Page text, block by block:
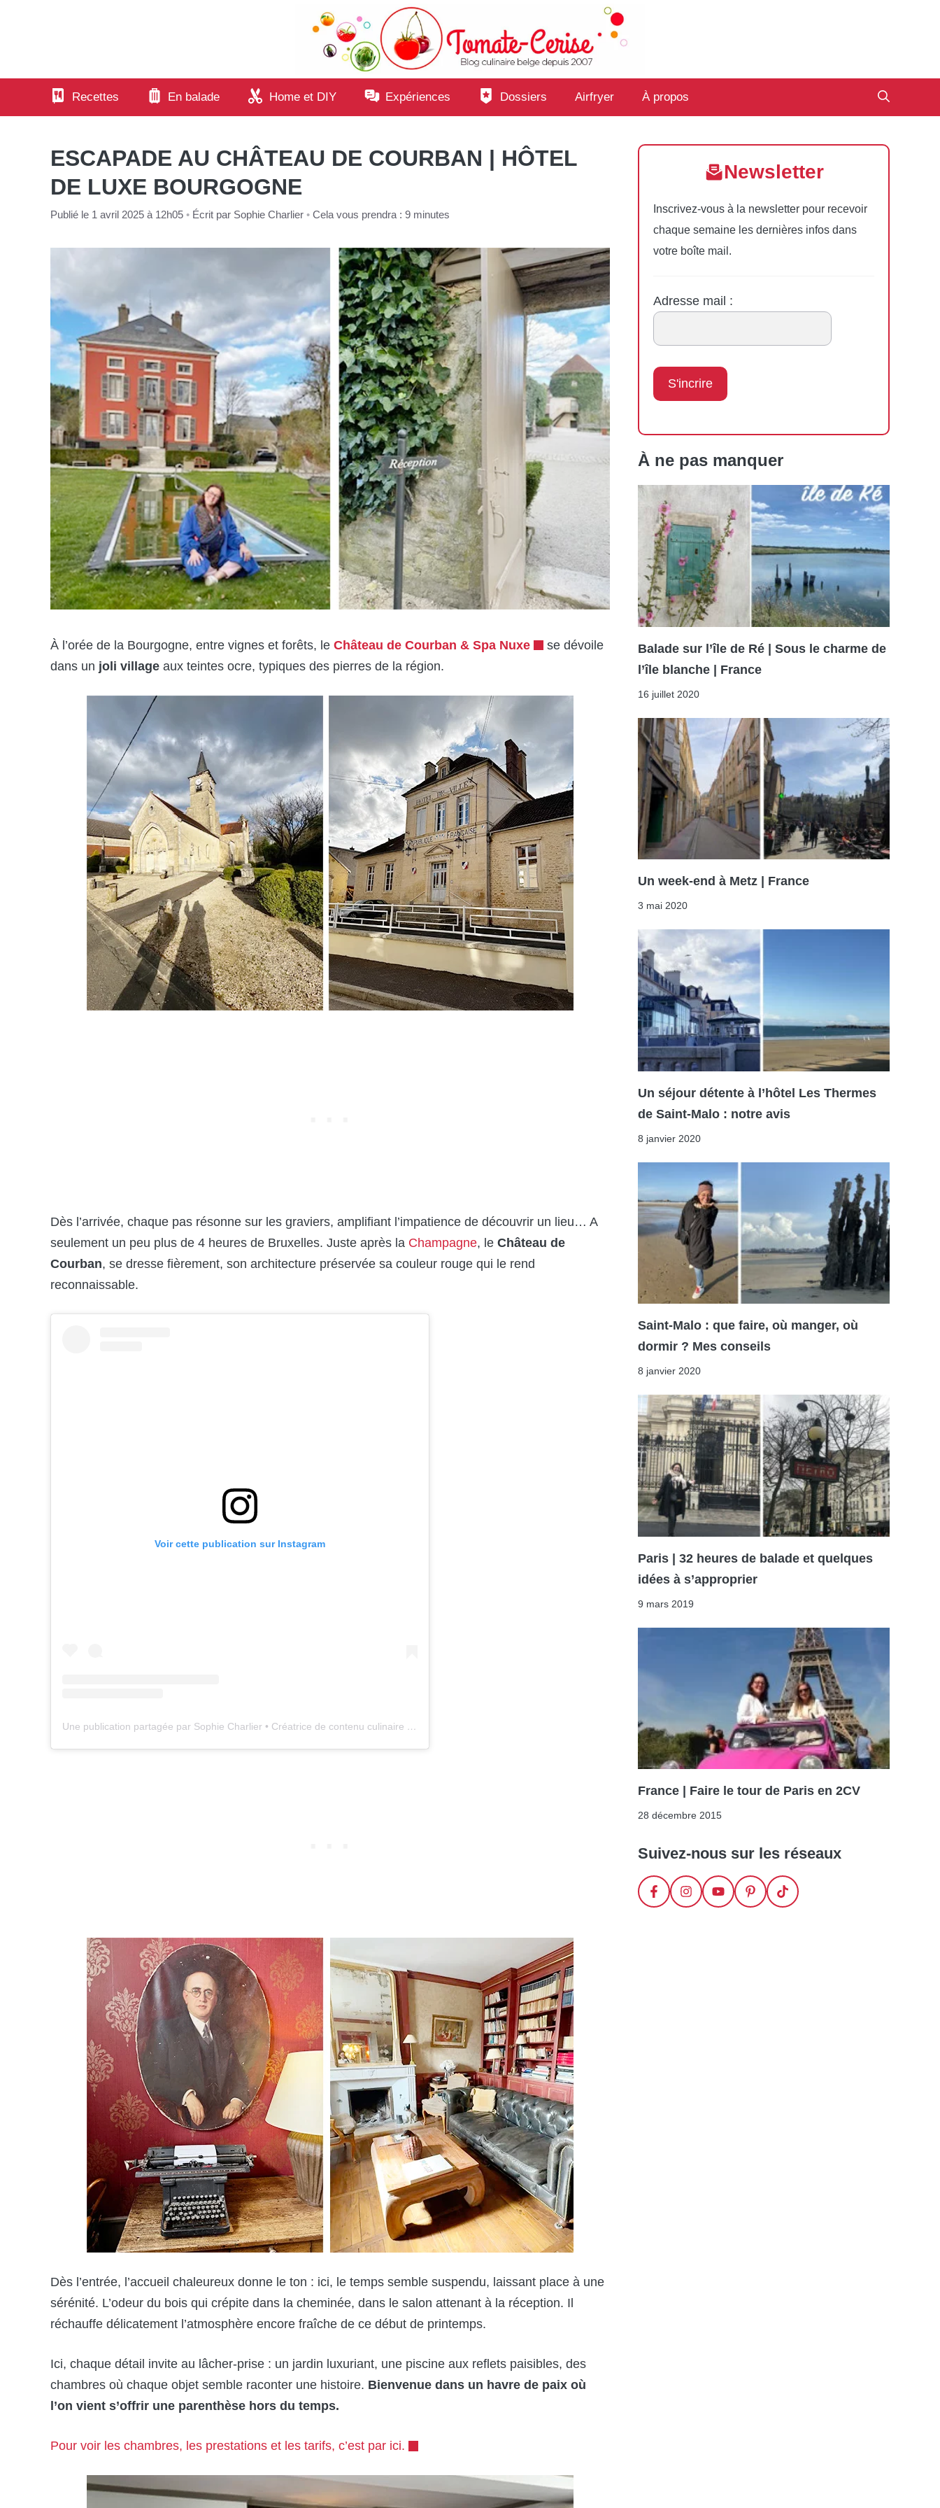
Recettes En balade Home et DIY Expériences Dossiers Airfryer À propos
ESCAPADE AU CHÂTEAU DE COURBAN | HÔTEL
DE LUXE BOURGOGNE
Publié le 1 avril 2025 à 12h05 • Écrit par Sophie Charlier • Cela vous prendra : 9 minutes
À l’orée de la Bourgogne, entre vignes et forêts, le Château de Courban & Spa Nuxe
se dévoile
dans un joli village aux teintes ocre, typiques des pierres de la région.
Dès l’arrivée, chaque pas résonne sur les graviers, amplifiant l’impatience de découvrir un lieu… A
seulement un peu plus de 4 heures de Bruxelles. Juste après la Champagne, le Château de
Courban, se dresse fièrement, son architecture préservée sa couleur rouge qui le rend
reconnaissable.
Voir cette publication sur Instagram
Une publication partagée par Sophie Charlier • Créatrice de contenu culinaire (@tomatecerise_be)
Dès l’entrée, l’accueil chaleureux donne le ton : ici, le temps semble suspendu, laissant place à une
sérénité. L’odeur du bois qui crépite dans la cheminée, dans le salon attenant à la réception. Il
réchauffe délicatement l’atmosphère encore fraîche de ce début de printemps.
Ici, chaque détail invite au lâcher-prise : un jardin luxuriant, une piscine aux reflets paisibles, des
chambres où chaque objet semble raconter une histoire. Bienvenue dans un havre de paix où
l’on vient s’offrir une parenthèse hors du temps.
Pour voir les chambres, les prestations et les tarifs, c’est par ici.
Newsletter
Inscrivez-vous à la newsletter pour recevoir
chaque semaine les dernières infos dans
votre boîte mail.
Adresse mail :
À ne pas manquer
Balade sur l’île de Ré | Sous le charme de
l’île blanche | France
16 juillet 2020
Un week-end à Metz | France
3 mai 2020
Un séjour détente à l’hôtel Les Thermes
de Saint-Malo : notre avis
8 janvier 2020
Saint-Malo : que faire, où manger, où
dormir ? Mes conseils
8 janvier 2020
Paris | 32 heures de balade et quelques
idées à s’approprier
9 mars 2019
France | Faire le tour de Paris en 2CV
28 décembre 2015
Suivez-nous sur les réseaux